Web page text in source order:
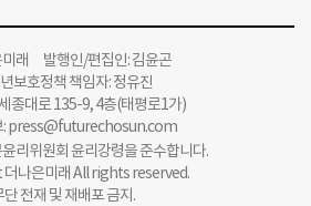
미래 발행인/편집인: 김윤곤
보호정책 책임자: 정유진
종대로 135-9, 4층(태평로1가)
press@futurechosun.com
리위원회 윤리강령을 준수합니다.
나은미래 All rights reserved.
단 전재 및 재배포 금지.